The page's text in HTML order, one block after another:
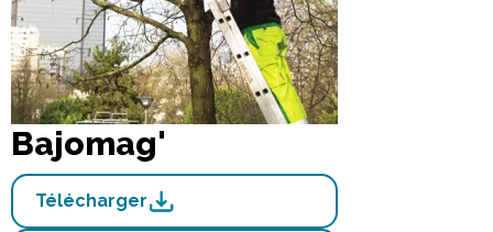
Bajomag'
Télécharger